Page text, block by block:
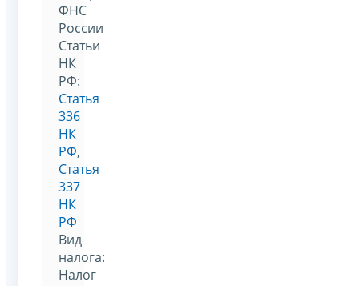
ФНС
России
Статьи
НК
РФ:
Статья
336
НК
РФ,
Статья
337
НК
РФ
Вид
налога:
Налог